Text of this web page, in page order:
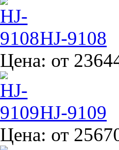
HJ-9108
Цена: от
HJ-9109
Цена: от